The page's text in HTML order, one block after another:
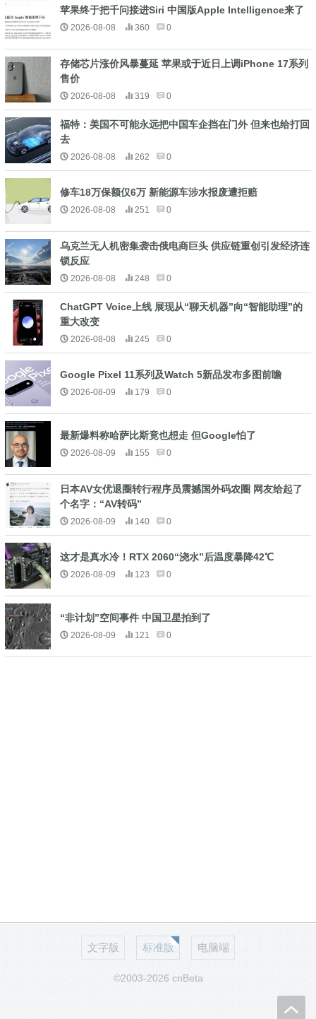
苹果终于把千问接进Siri 中国版Apple Intelligence来了
2026-08-08 360 0
存储芯片涨价风暴蔓延 苹果或于近日上调iPhone 17系列
售价
2026-08-08 319 0
福特：美国不可能永远把中国车企挡在门外 但来也给打回
去
2026-08-08 262 0
修车18万保额仅6万 新能源车涉水报废遭拒赔
2026-08-08 251 0
乌克兰无人机密集袭击俄电商巨头 供应链重创引发经济连
锁反应
2026-08-08 248 0
ChatGPT Voice上线 展现从“聊天机器”向“智能助理”的
重大改变
2026-08-08 245 0
Google Pixel 11系列及Watch 5新品发布多图前瞻
2026-08-09 179 0
最新爆料称哈萨比斯竟也想走 但Google怕了
2026-08-09 155 0
日本AV女优退圈转行程序员震撼国外码农圈 网友给起了
个名字：“AV转码”
2026-08-09 140 0
这才是真水冷！RTX 2060“浇水”后温度暴降42℃
2026-08-09 123 0
“非计划”空间事件 中国卫星拍到了
2026-08-09 121 0
文字版 标准版 电脑端
©2003-2026 cnBeta